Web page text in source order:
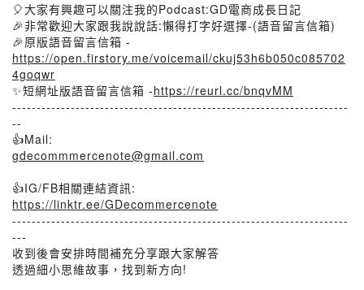
🎈大家有興趣可以關注我的Podcast:GD電商成長日記
🎉非常歡迎大家跟我說說話:懶得打字好選擇-(語音留言信箱)
🎉原版語音留言信箱 -
https://open.firstory.me/voicemail/ckuj53h6b050c085702
4goqwr
✨短網址版語音留言信箱 -https://reurl.cc/bnqvMM
---------------------------------------------------------------------
--
👍Mail:
gdecommmercenote@gmail.com
👍IG/FB相關連結資訊:
https://linktr.ee/GDecommercenote
---------------------------------------------------------------------
---
收到後會安排時間補充分享跟大家解答
透過細小思維故事，找到新方向!